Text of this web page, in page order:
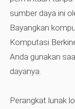
sumber daya ini
Bayangkan
Komputasi
Anda gunakan
dayanya.
Perangkat lunak